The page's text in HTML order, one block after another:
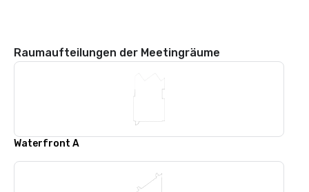
Raumaufteilungen der Meetingräume
Waterfront A